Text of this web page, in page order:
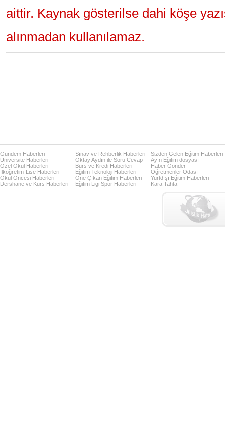
aittir. Kaynak gösterilse dahi köşe
alınmadan kullanılamaz.
Gündem Haberleri
Üniversite Haberleri
Özel Okul Haberleri
İlköğretim-Lise Haberleri
Okul Öncesi Haberleri
Dershane ve Kurs Haberleri
Sınav ve Rehberlik Haberleri
Oktay Aydın ile Soru Cevap
Burs ve Kredi Haberleri
Eğitim Teknoloji Haberleri
Öne Çıkan Eğitim Haberleri
Eğitim Ligi Spor Haberleri
Sizden Gelen Eğitim Haberleri
Ayın Eğitim dosyası
Haber Gönder
Öğretmenler Odası
Yurtdışı Eğitim Haberleri
Kara Tahta